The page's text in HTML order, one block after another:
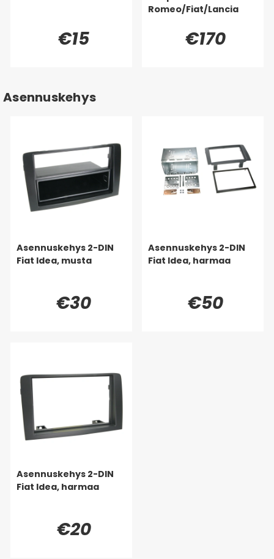
€15
Romeo/Fiat/Lancia
€170
Asennuskehys
Asennuskehys 2-DIN
Fiat Idea, musta
€30
Asennuskehys 2-DIN
Fiat Idea, harmaa
€50
Asennuskehys 2-DIN
Fiat Idea, harmaa
€20